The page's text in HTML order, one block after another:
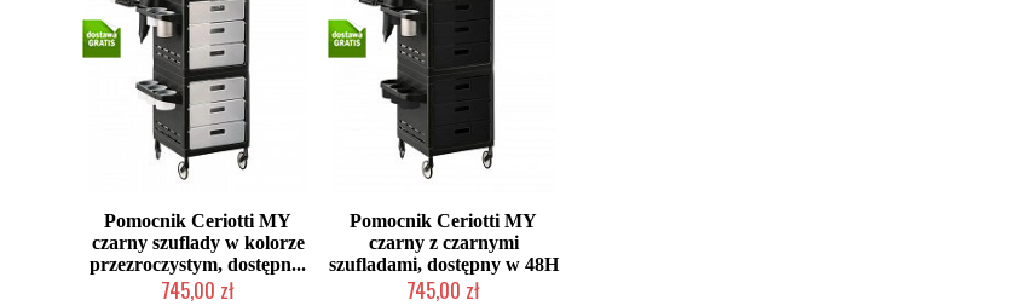
Pomocnik Ceriotti MY
czarny szuflady w kolorze
przezroczystym, dostępn...
745,00 zł
Pomocnik Ceriotti MY
czarny z czarnymi
szufladami, dostępny w 48H
745,00 zł